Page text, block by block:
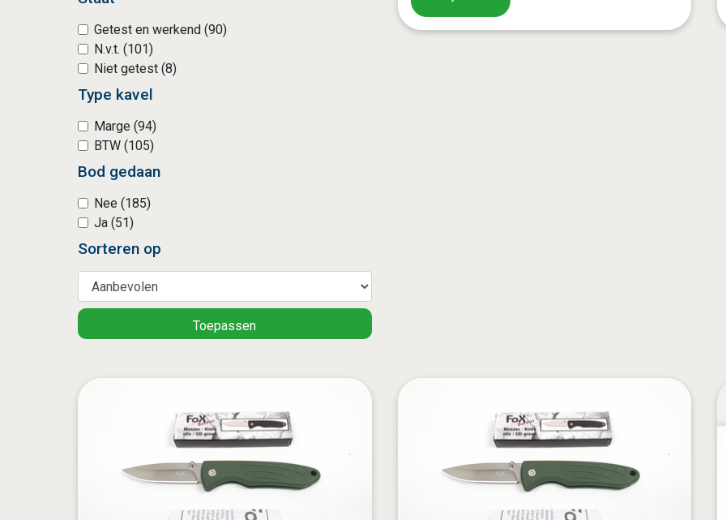
Getest en werkend (90)
N.v.t. (101)
Niet getest (8)
Type kavel
Marge (94)
BTW (105)
Bod gedaan
Nee (185)
Ja (51)
Sorteren op